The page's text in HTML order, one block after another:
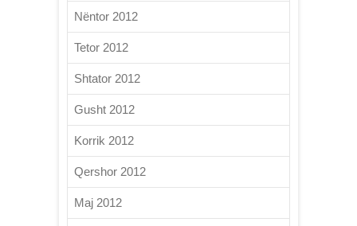
Nëntor 2012
Tetor 2012
Shtator 2012
Gusht 2012
Korrik 2012
Qershor 2012
Maj 2012